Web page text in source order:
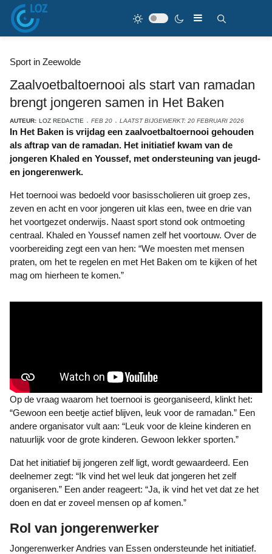
Sport in Zeewolde
Zaalvoetbaltoernooi als start van ramadan
brengt jongeren samen in Het Baken
AUTEUR: LOZ REDACTIE FEB 20 LAATST BIJGEWERKT: 20 FEBRUARI 2026
In Het Baken is vrijdag een zaalvoetbaltoernooi gehouden
als aftrap van de ramadan. Het initiatief kwam van de
jongeren Khaled en Youssef, met ondersteuning van jeugd-
en jongerenwerk.
Het toernooi was bedoeld voor basisscholieren uit groep zes,
zeven en acht en voor jongeren uit klas een, twee en drie van
het voortgezet onderwijs. Naast sport stond ook ontmoeting
centraal. Khaled en Youssef namen zelf het voortouw. Over de
voorbereiding zegt een van hen: “We moesten met mensen
praten, om het te regelen en met Het Baken om te kijken of het
mag om hierheen te komen.”
Op de vraag waarom het toernooi is georganiseerd, klinkt het:
“Gewoon een beetje actief blijven, leuk voor de ramadan.” Een
andere organisator vult aan: “Leuk voor de kleine kinderen en
natuurlijk voor de grote kinderen. Gewoon lekker sporten.”
Dat het initiatief bij jongeren zelf ligt, wordt gewaardeerd. Een
deelnemer zegt: “Ik vind het wel leuk dat jongeren het zelf
organiseren.” Een ander reageert: “Ja, ik vind het vet dat ze het
doen en dat er zoveel mensen op af komen.”
Rol van jongerenwerker
Jongerenwerker Andries van Essen ondersteunde het initiatief.